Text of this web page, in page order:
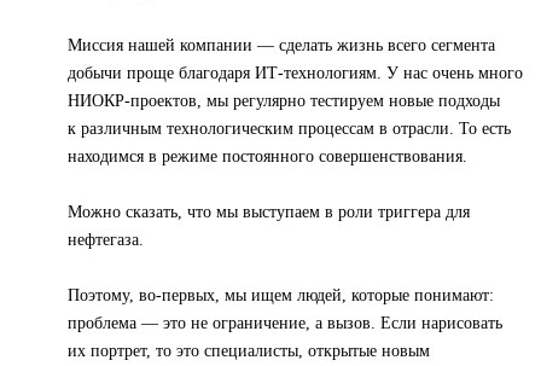
Миссия нашей компании — сделать жизнь всего сегмента
добычи проще благодаря ИТ-технологиям. У нас очень много
НИОКР-проектов, мы регулярно тестируем новые подходы
к различным технологическим процессам в отрасли. То есть
находимся в режиме постоянного совершенствования.
Можно сказать, что мы выступаем в роли триггера для
нефтегаза.
Поэтому, во-первых, мы ищем людей, которые понимают:
проблема — это не ограничение, а вызов. Если нарисовать
их портрет, то это специалисты, открытые новым